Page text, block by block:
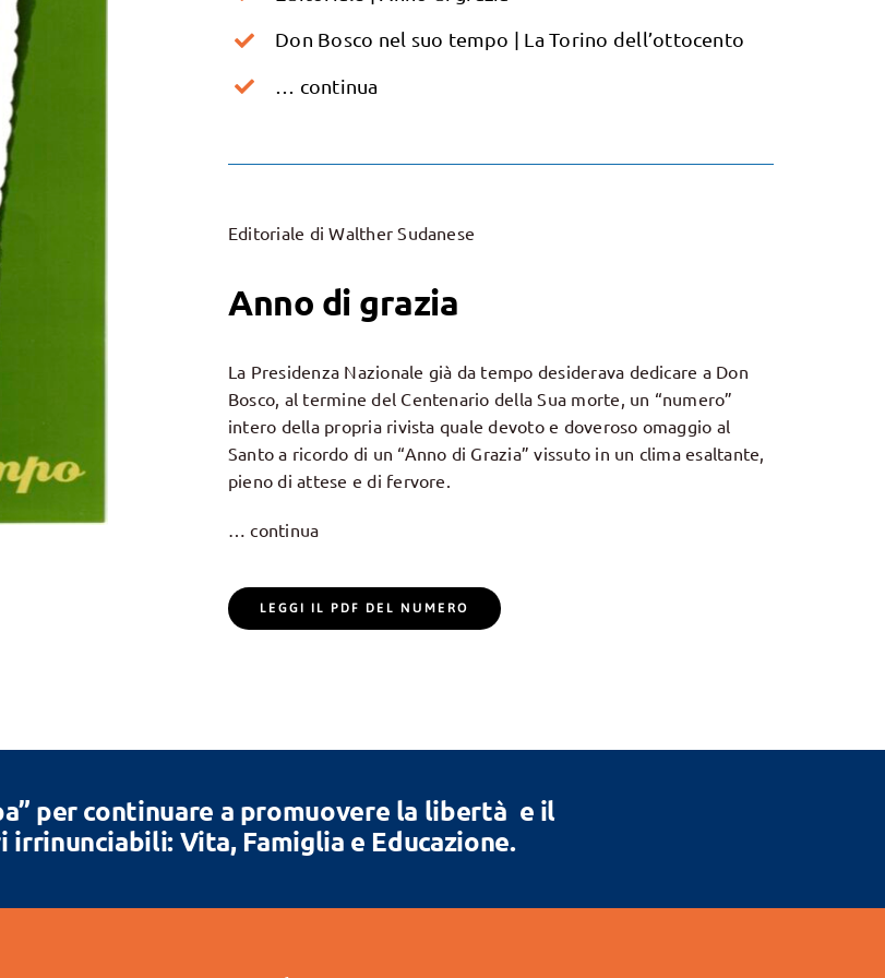
Don Bosco nel suo tempo | La Torino dell’ottocento
… continua
Editoriale di Walther Sudanese
Anno di grazia
La Presidenza Nazionale già da tempo desiderava dedicare a Don
Bosco, al termine del Centenario della Sua morte, un “numero”
intero della propria rivista quale devoto e doveroso omaggio al
Santo a ricordo di un “Anno di Grazia” vissuto in un clima esaltante,
pieno di attese e di fervore.
… continua
LEGGI IL PDF DEL NUMERO
per continuare a promuovere la libertà e il
Vita, Famiglia e Educazione.